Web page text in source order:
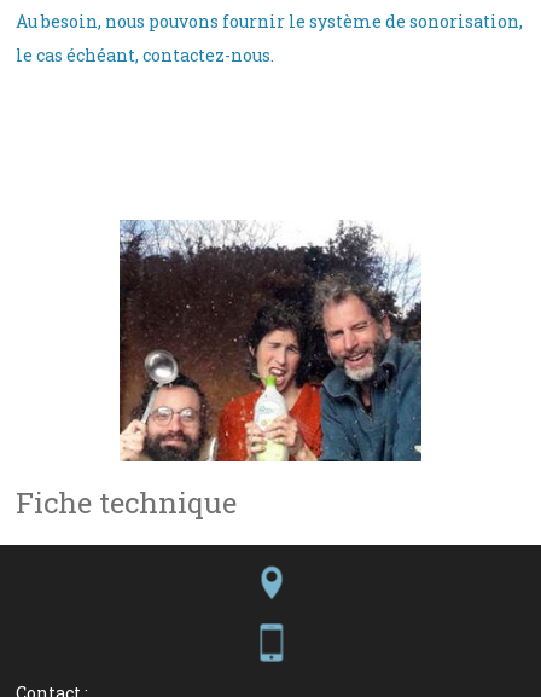
Au besoin, nous pouvons fournir le système de sonorisation,
le cas échéant, contactez-nous.
Fiche technique